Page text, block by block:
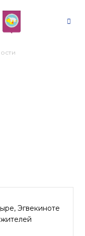
Эгвекиноте